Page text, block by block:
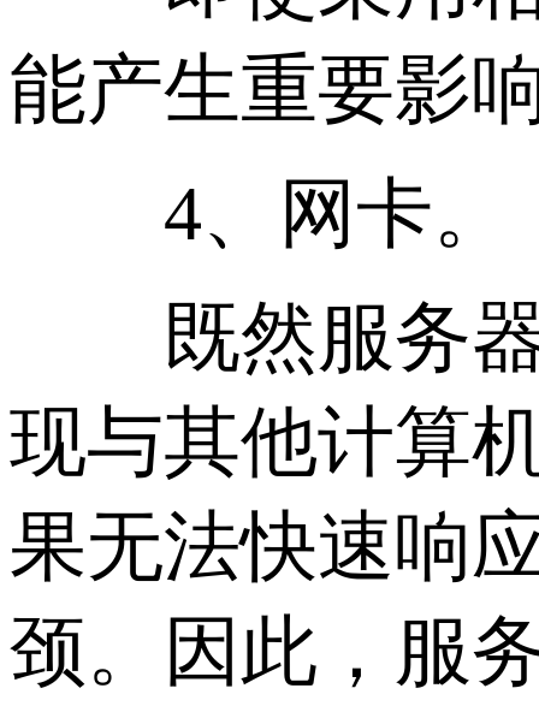
能产生重要影
4、网卡。
既然服务器
现与其他计算
果无法快速响
颈。因此，服